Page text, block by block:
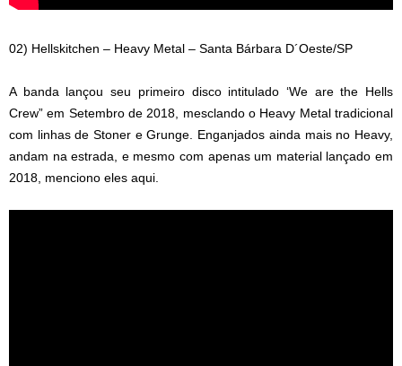
02) Hellskitchen – Heavy Metal – Santa Bárbara D´Oeste/SP
A banda lançou seu primeiro disco intitulado ‘We are the Hells
Crew” em Setembro de 2018, mesclando o Heavy Metal tradicional
com linhas de Stoner e Grunge. Enganjados ainda mais no Heavy,
andam na estrada, e mesmo com apenas um material lançado em
2018, menciono eles aqui.